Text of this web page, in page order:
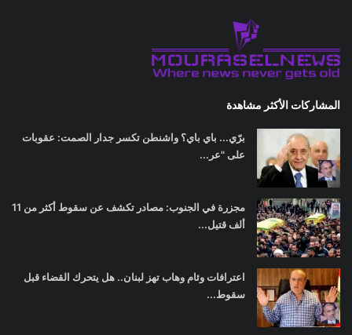
المشاركات الأكثر مشاهدة
برّي... باي باي؟ واشنطن تكسر جدار الصمت: عقوبات
على "عر...
مجزرة في الجنوب: مصادر تكشف عن سقوط أكثر من 11
ألف قتيل...
اعترافات وئام وهاب تهز لبنان.. هل يتحرك القضاء قبل
سقوط...